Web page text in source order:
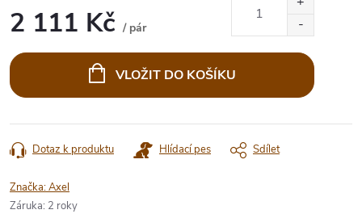
2 111 Kč / pár
cena:
VLOŽIT DO KOŠÍKU
Dotaz k produktu Hlídací pes Sdílet
Značka:Axel
Záruka: 2 roky